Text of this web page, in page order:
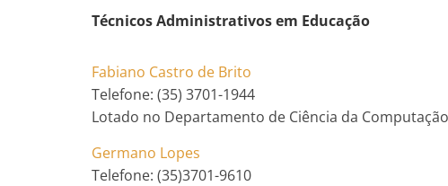
Técnicos Administrativos em Educação
Fabiano Castro de Brito
Telefone: (35) 3701-1944
Lotado no Departamento de Ciência da
Germano Lopes
Telefone: (35)3701-9610